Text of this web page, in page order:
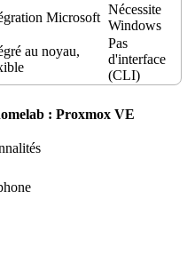
Microsoft
Nécessite
Windows
au noyau,
Pas
d'interface
(CLI)
: Proxmox VE